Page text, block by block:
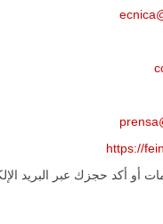
https://
أو أكد حجزك عبر البريد